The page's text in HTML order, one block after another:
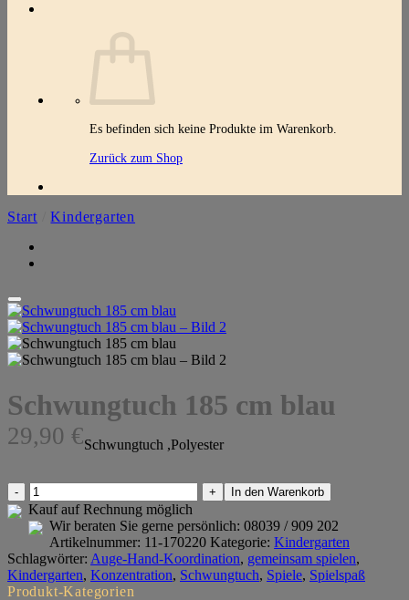
Es befinden sich keine Produkte im Warenkorb.
Zurück zum Shop
Start Kindergarten
Schwungtuch 185 cm blau
29,90 €Schwungtuch ,Polyester
Schwungtuch
185
cm
blau
Menge
In den Warenkorb
Kauf auf Rechnung möglich
Wir beraten Sie gerne persönlich: 08039 / 909 202
Artikelnummer: 11-170220 Kategorie: Kindergarten
Schlagwörter: Auge-Hand-Koordination, gemeinsam spielen,
Kindergarten, Konzentration, Schwungtuch, Spiele, Spielspaß
Produkt-Kategorien